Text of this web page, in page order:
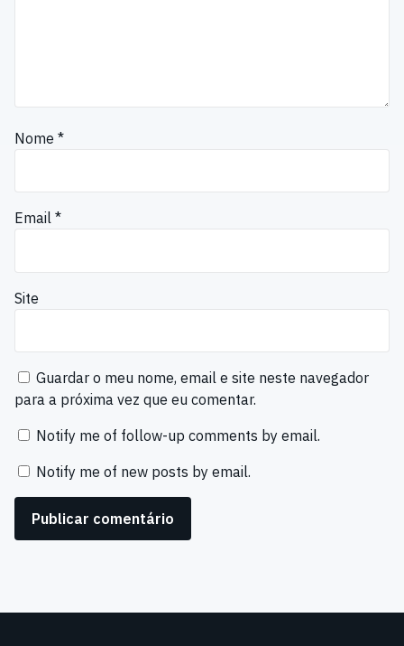
Nome *
Email *
Site
Guardar o meu nome, email e site neste navegador
para a próxima vez que eu comentar.
Notify me of follow-up comments by email.
Notify me of new posts by email.